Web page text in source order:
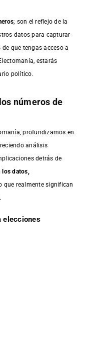
; son el reflejo de la
datos para capturar
que tengas acceso a
estarás
político.
números de
profundizamos en
análisis
detrás de
datos,
que realmente significan
elecciones